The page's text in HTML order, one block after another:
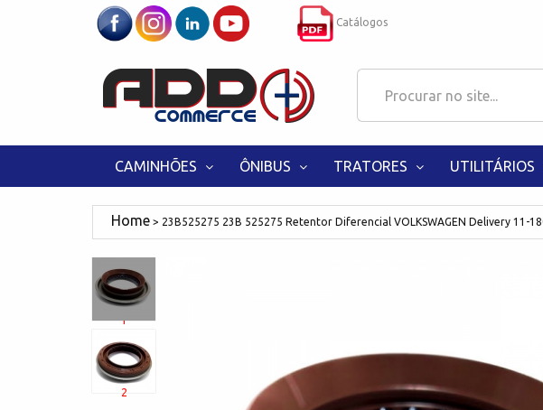
Catálogos
CAMINHÕES ÔNIBUS TRATORES UTILITÁRIOS
23B525275 23B 525275 Retentor Diferencial VOLKSWAGEN Delivery 11-
1
2